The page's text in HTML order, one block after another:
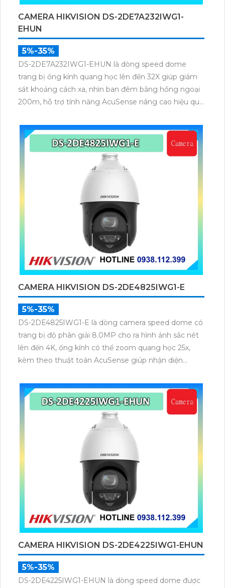
CAMERA HIKVISION DS-2DE7A232IWG1-
EHUN
5%-35%
DS-2DE7A232IWG1-EHUN là dòng speed dome
trang bị ống kính quang học lên đến 32X giúp giám
sát khoảng cách xa, nhìn ban đêm bằng hồng ngoại
200m, hỗ trợ tính năng AcuSense nâng cao hiệu quả
nghệ Self-learning
CAMERA HIKVISION DS-2DE4825IWG1-E
5%-35%
DS-2DE4825IWG1-E là dòng camera speed dome có
trang bị độ phân giải 8.0MP cho ra hình ảnh sắc nét
lên đến 4K, ống kính có thể zoom quang học 25x,
kèm theo thuật toán AcuSense giúp nhận diện
ngoại tầm xa lên đến 100m.
CAMERA HIKVISION DS-2DE4225IWG1-EHUN
5%-35%
DS-2DE4225IWG1-EHUN là dòng speed dome được